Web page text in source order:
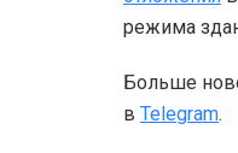
режима
Больше
в Telegram.